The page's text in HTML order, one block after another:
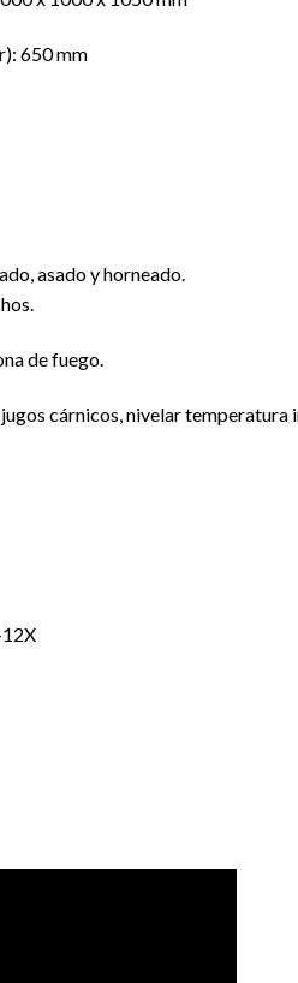
650 mm
asado y horneado.
de fuego.
cárnicos, nivelar